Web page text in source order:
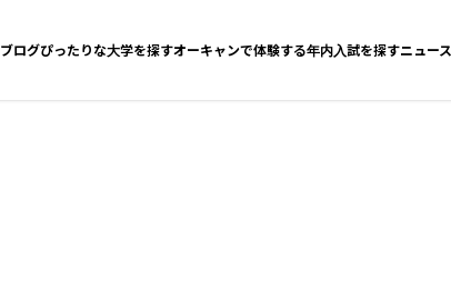
ブログぴったりな大学を探すオーキャンで体験する年内入試を探すニュース